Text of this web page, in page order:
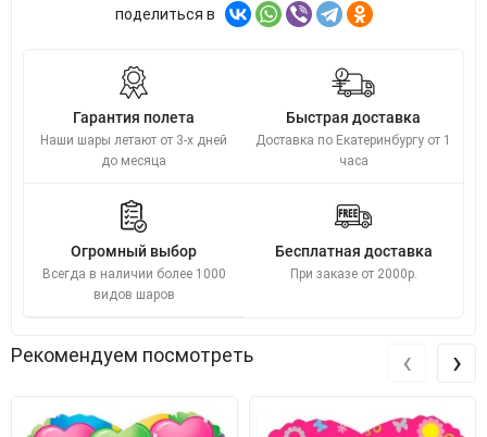
поделиться в
Гарантия полета
Наши шары летают от 3-х дней
до месяца
Быстрая доставка
Доставка по Екатеринбургу от 1
часа
Огромный выбор
Всегда в наличии более 1000
видов шаров
Бесплатная доставка
При заказе от 2000р.
Рекомендуем посмотреть ‹ ›